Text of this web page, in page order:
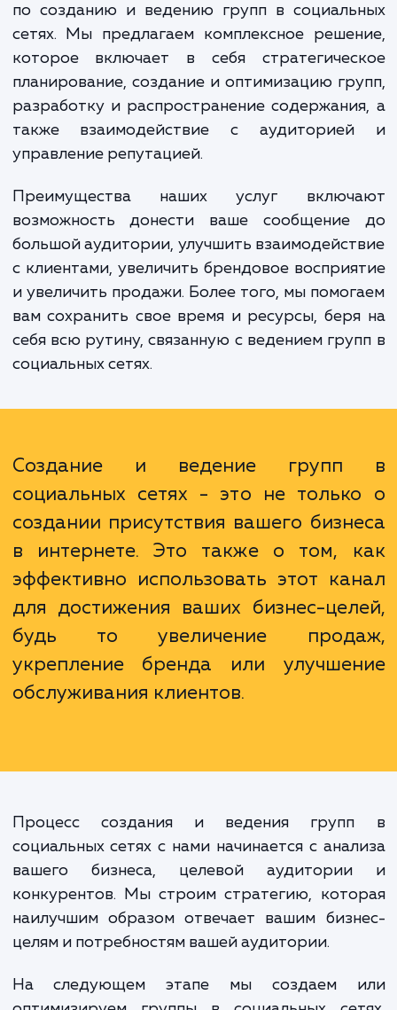
которые часто возникают у бизнесменов,
они решают заняться продвижением
бизнеса в социальных сетях.
Именно здесь на помощь приходят наши
по созданию и ведению групп в
сетях. Мы предлагаем комплексное
которое включает в себя
планирование, создание и оптимизацию
разработку и распространение
также взаимодействие с
управление репутацией.
Преимущества наших услуг
возможность донести ваше
вам сохранить свое время и ресурсы,
себя всю рутину, связанную с ведением
социальных сетях.
Создание и ведение
социальных сетях - это не
создании присутствия вашего
эффективно использовать этот
будь то увеличение
укрепление бренда или
обслуживания клиентов.